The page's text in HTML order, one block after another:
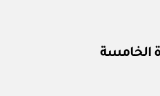
الخامسة